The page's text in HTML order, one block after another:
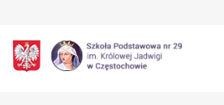
antysmogowy